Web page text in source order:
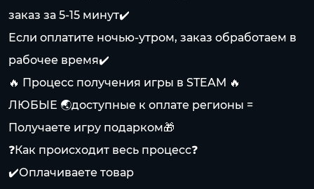
заказ за 5-15 минут✔️
Если оплатите ночью-утром, заказ обработаем в
рабочее время✔️
🔥 Процесс получения игры в STEAM 🔥
ЛЮБЫЕ 🌏доступные к оплате регионы =
Получаете игру подарком🎁
❓Как происходит весь процесс❓
✔️Оплачиваете товар